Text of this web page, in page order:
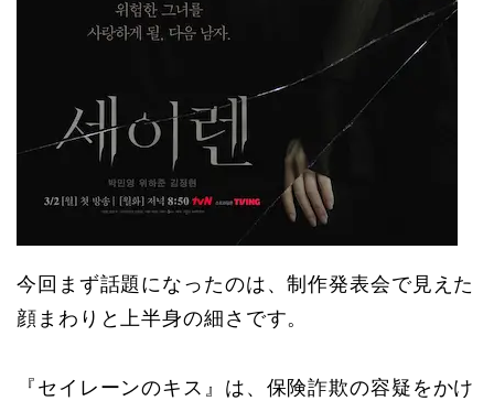
今回まず話題になったのは、制作発表会で見えた
顔まわりと上半身の細さです。
『セイレーンのキス』は、保険詐欺の容疑をかけ